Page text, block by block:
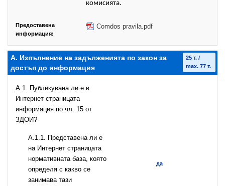
комисията.
Предоставена
информация:
Comdos pravila.pdf
А. Изпълнение на задълженията по закон за
достъп до информация
25 т. /
max. 77 т.
A.1. Публикувана ли е в
Интернет страницата
информация по чл. 15 от
ЗДОИ?
A.1.1. Представена ли е
на Интернет страницата
нормативната база, която
определя с какво се
занимава тази
да